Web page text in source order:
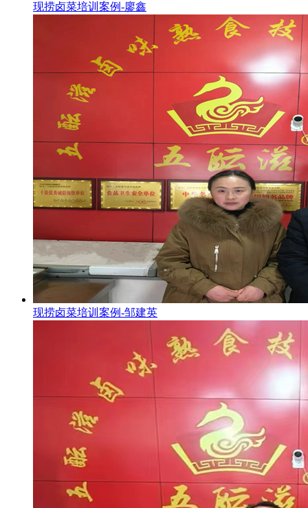
现捞卤菜培训案例-廖鑫
现捞卤菜培训案例-邹建英